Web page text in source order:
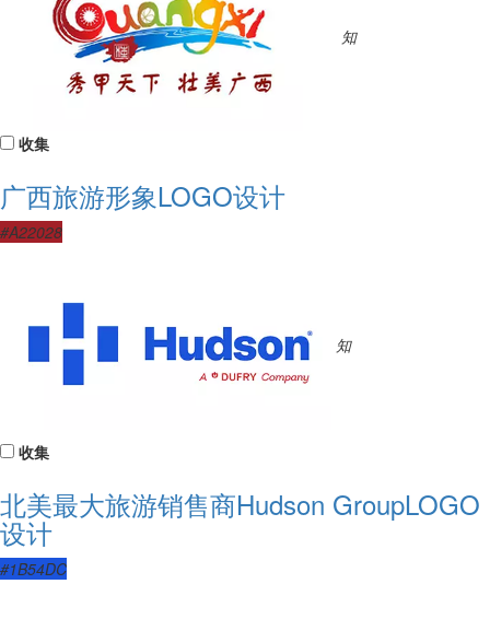
知
收集
广西旅游形象LOGO设计
#A22028
知
收集
北美最大旅游销售商Hudson GroupLOGO
设计
#1B54DC